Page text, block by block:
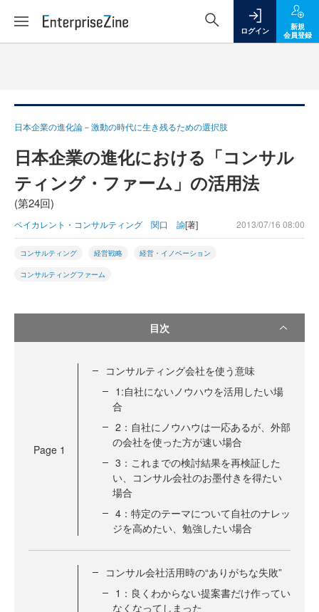
ログイン
新規
会員登録
日本企業の進化論－激動の時代に生き残るための選択肢
日本企業の進化における「コンサル
ティング・ファーム」の活用法
(第24回)
ベイカレント・コンサルティング 関口 諭[著] 2013/07/16 08:00
コンサルティング 経営戦略 経営・イノベーション
コンサルティングファーム
目次
Page 1
コンサルティング会社を使う意味
1:自社にないノウハウを活用したい場
合
2：自社にノウハウは一応あるが、外部
の会社を使った方が速い場合
3：これまでの検討結果を再検証した
い、コンサル会社のお墨付きを得たい
場合
4：特定のテーマについて自社のナレッ
ジを高めたい、勉強したい場合
コンサル会社活用時の“ありがちな失敗”
1：良くわからない提案書だけ作ってい
なくなってしまった